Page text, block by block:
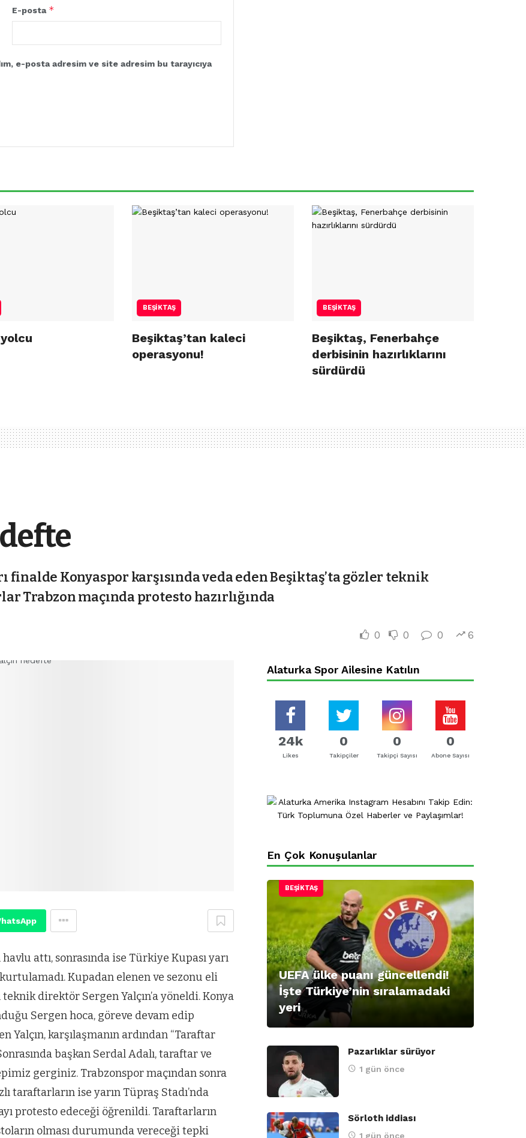
E-posta *
e-posta adresim ve site adresim bu tarayıcıya
BEŞIKTAŞ
Beşiktaş’tan kaleci
operasyonu!
BEŞIKTAŞ
Beşiktaş, Fenerbahçe
derbisinin hazırlıklarını
sürdürdü
finalde Konyaspor karşısında veda eden Beşiktaş’ta gözler teknik
Trabzon maçında protesto hazırlığında
0 0 0 6
attı, sonrasında ise Türkiye Kupası yarı
Kupadan elenen ve sezonu eli
direktör Sergen Yalçın’a yöneldi. Konya
Sergen hoca, göreve devam edip
karşılaşmanın ardından “Taraftar
başkan Serdal Adalı, taraftar ve
gerginiz. Trabzonspor maçından sonra
ise yarın Tüpraş Stadı’nda
protesto edeceği öğrenildi. Taraftarların
olması durumunda vereceği tepki
Alaturka Spor Ailesine Katılın
24k
Likes
0
Takipçiler
0
Takipçi Sayısı
0
Abone Sayısı
En Çok Konuşulanlar
BEŞIKTAŞ
UEFA ülke puanı güncellendi!
İşte Türkiye’nin sıralamadaki
yeri
Pazarlıklar sürüyor
1 gün önce
Sörloth iddiası
1 gün önce